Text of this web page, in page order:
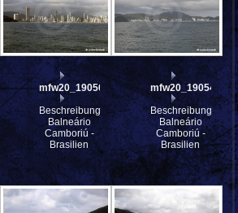
mfw20_190566
Beschreibung:
Balneário
Camboriú -
Brasilien
mfw20_190546
Beschreibung:
Balneário
Camboriú -
Brasilien